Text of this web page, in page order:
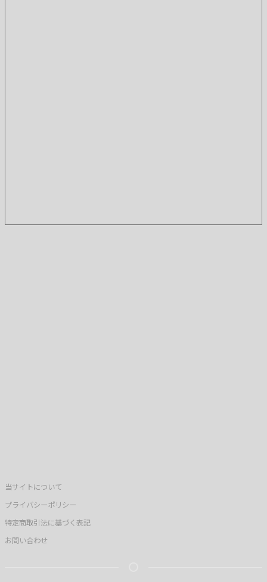
当サイトについて
プライバシーポリシー
特定商取引法に基づく表記
お問い合わせ